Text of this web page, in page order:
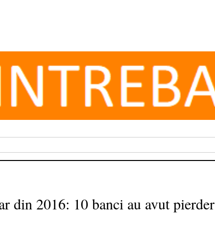
din 2016: 10 banci au avut